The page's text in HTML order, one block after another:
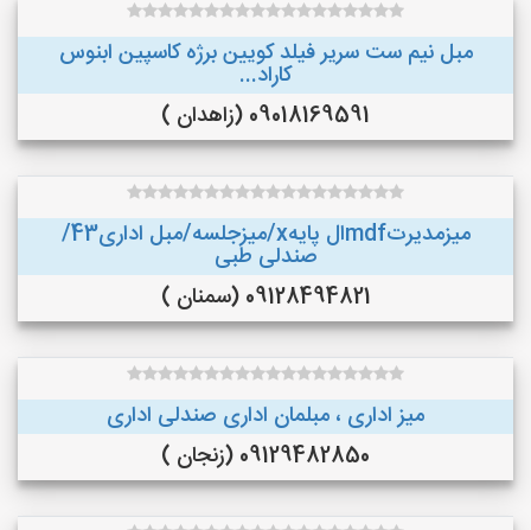
مبل نیم ست سریر فیلد کویین برژه کاسپین ابنوس
کاراد...
09018169591 (زاهدان )
میزمدیرتmdfال پایهx/میزجلسه/مبل اداری43/
صندلی طبی
09128494821 (سمنان )
میز اداری ، مبلمان اداری صندلی اداری
09129482850 (زنجان )